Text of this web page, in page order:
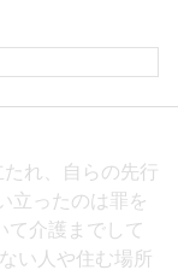
れ、自らの先行
立ったのは罪を
て介護までして
い人や住む場所